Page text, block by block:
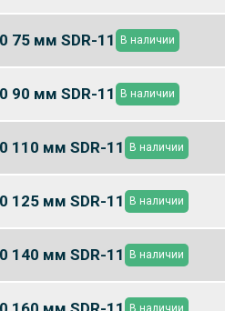
75 мм SDR-11 В наличии
90 мм SDR-11 В наличии
110 мм SDR-11 В наличии
125 мм SDR-11 В наличии
140 мм SDR-11 В наличии
В наличии